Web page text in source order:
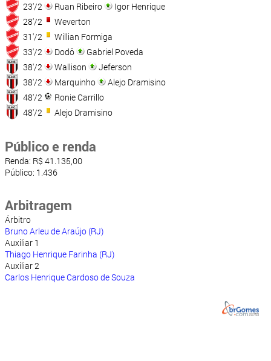
23'/2
Ruan Ribeiro
Igor Henrique
28'/2
Weverton
31'/2
Willian Formiga
33'/2
Dodô
Gabriel Poveda
38'/2
Wallison
Jeferson
38'/2
Marquinho
Alejo Dramisino
48'/2
Ronie Carrillo
48'/2
Alejo Dramisino
Público e renda
Renda: R$ 41.135,00
Público: 1.436
Arbitragem
Árbitro
Bruno Arleu de Araújo (RJ)
Auxiliar 1
Thiago Henrique Farinha (RJ)
Auxiliar 2
Carlos Henrique Cardoso de Souza